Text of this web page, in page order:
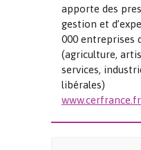
apporte des
gestion et
000 entreprises
(agriculture,
services,
libérales)
www.cerfrance.fr